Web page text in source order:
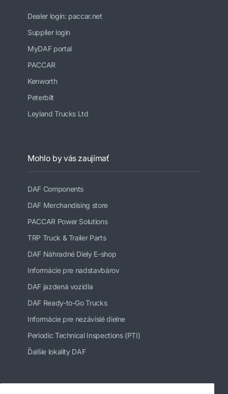
Dealer login: paccar.net
Supplier login
MyDAF portal
PACCAR
Kenworth
Peterbilt
Leyland Trucks Ltd
Mohlo by vás zaujímať
DAF Components
DAF Merchandising store
PACCAR Power Solutions
TRP Truck & Trailer Parts
DAF Náhradné Diely E-shop
Informácie pre nadstavbárov
DAF jazdená vozidla
DAF Ready-to-Go Trucks
Informácie pre nezávislé dielne
Periodic Technical Inspections (PTI)
Ďalšie lokality DAF